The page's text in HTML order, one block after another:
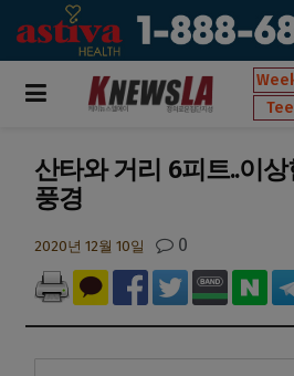
산타와 거리 6피트..이
풍경
2020년 12월 10일 0